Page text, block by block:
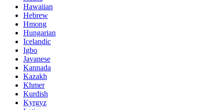
Hawaiian
Hebrew
Hmong
Hungarian
Icelandic
Igbo
Javanese
Kannada
Kazakh
Khmer
Kurdish
Kyrgyz